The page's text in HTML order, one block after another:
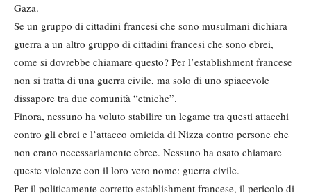
Gaza.
Se un gruppo di cittadini francesi che sono musulmani dichiara
guerra a un altro gruppo di cittadini francesi che sono ebrei,
come si dovrebbe chiamare questo? Per l’establishment francese
non si tratta di una guerra civile, ma solo di uno spiacevole
dissapore tra due comunità “etniche”.
Finora, nessuno ha voluto stabilire un legame tra questi attacchi
contro gli ebrei e l’attacco omicida di Nizza contro persone che
non erano necessariamente ebree. Nessuno ha osato chiamare
queste violenze con il loro vero nome: guerra civile.
Per il politicamente corretto establishment francese, il pericolo di